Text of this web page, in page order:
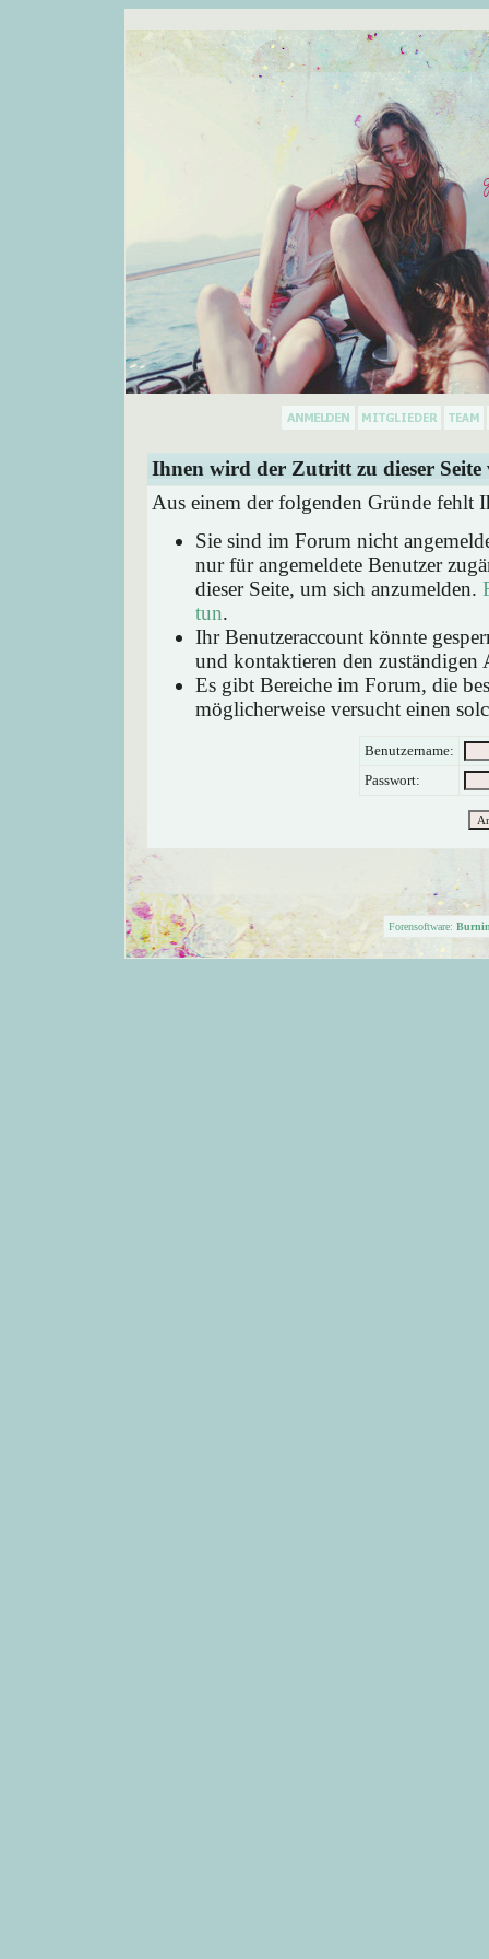
Ihnen wird der Zutritt zu dieser Seite
Aus einem der folgenden Gründe fehlt
Sie sind im Forum nicht
nur für angemeldete Benutzer
dieser Seite, um sich anzumelden.
tun.
Ihr Benutzeraccount könnte
und kontaktieren den zuständigen
Es gibt Bereiche im Forum, die
möglicherweise versucht einen
Benutzername:
Passwort:
Forensoftware: